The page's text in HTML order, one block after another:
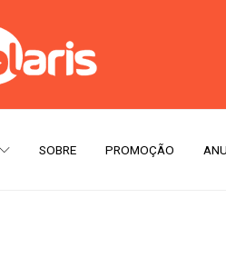
SOBRE PROMOÇÃO